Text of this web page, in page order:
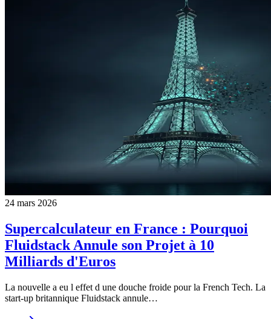
24 mars 2026
Supercalculateur en France : Pourquoi
Fluidstack Annule son Projet à 10
Milliards d'Euros
La nouvelle a eu l effet d une douche froide pour la French Tech. La
start-up britannique Fluidstack annule…